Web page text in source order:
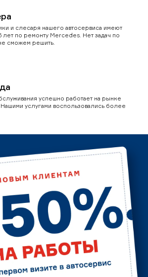
и слесаря нашего автосервиса имеют
лет по ремонту Mercedes. Нет задач по
сможем решить.
успешно работает на рынке
Нашими услугами воспользовались более